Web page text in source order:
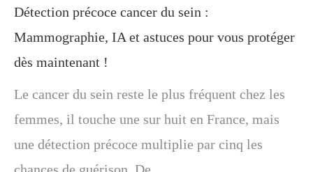
Détection précoce cancer du sein :
Mammographie, IA et astuces pour vous protéger
dès maintenant !
Le cancer du sein reste le plus fréquent chez les
femmes, il touche une sur huit en France, mais
une détection précoce multiplie par cinq les